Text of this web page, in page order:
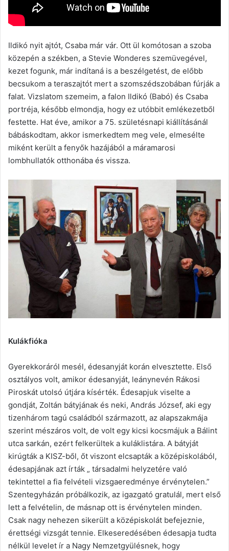
Ildikó nyit ajtót, Csaba már vár. Ott ül komótosan a szoba
közepén a székben, a Stevie Wonderes szemüvegével,
kezet fogunk, már indítaná is a beszélgetést, de előbb
becsukom a teraszajtót mert a szomszédszobában fúrják a
falat. Vizslatom szemeim, a falon Ildikó (Babó) és Csaba
portréja, később elmondja, hogy ez utóbbit emlékezetből
festette. Hat éve, amikor a 75. születésnapi kiállításánál
bábáskodtam, akkor ismerkedtem meg vele, elmesélte
miként került a fenyők hazájából a máramarosi
lombhullatók otthonába és vissza.
Kulákfióka
Gyerekkoráról mesél, édesanyját korán elvesztette. Első
osztályos volt, amikor édesanyját, leánynevén Rákosi
Piroskát utolsó útjára kísérték. Édesapjuk viselte a
gondját, Zoltán bátyjának és neki, András József, aki egy
tizenhárom tagú családból származott, az alapszakmája
szerint mészáros volt, de volt egy kicsi kocsmájuk a Bálint
utca sarkán, ezért felkerültek a kuláklistára. A bátyját
kirúgták a KISZ-ből, őt viszont elcsapták a középiskolából,
édesapjának azt írták „ társadalmi helyzetére való
tekintettel a fia felvételi vizsgaeredménye érvénytelen.”
Szentegyházán próbálkozik, az igazgató gratulál, mert első
lett a felvételin, de másnap ott is érvénytelen minden.
Csak nagy nehezen sikerült a középiskolát befejeznie,
érettségi vizsgát tennie. Elkeseredésében édesapja tudta
nélkül levelet ír a Nagy Nemzetgyülésnek, hogy